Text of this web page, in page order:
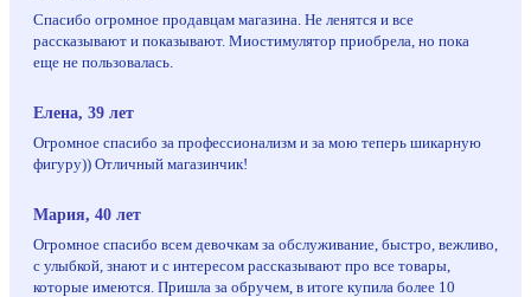
Спасибо огромное продавцам магазина. Не ленятся и все
рассказывают и показывают. Миостимулятор приобрела, но пока
еще не пользовалась.
Елена, 39 лет
Огромное спасибо за профессионализм и за мою теперь шикарную
фигуру)) Отличный магазинчик!
Мария, 40 лет
Огромное спасибо всем девочкам за обслуживание, быстро, вежливо,
с улыбкой, знают и с интересом рассказывают про все товары,
которые имеются. Пришла за обручем, в итоге купила более 10